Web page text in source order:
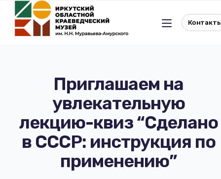
Льготное посещение музея
Реквизиты музея
Отдел природы
Приглашаем на
увлекательную
лекцию-квиз “Сделано
в СССР: инструкция по
применению”